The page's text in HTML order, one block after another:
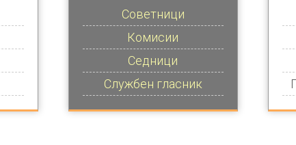
Советници
Комисии
Седници
Службен гласник